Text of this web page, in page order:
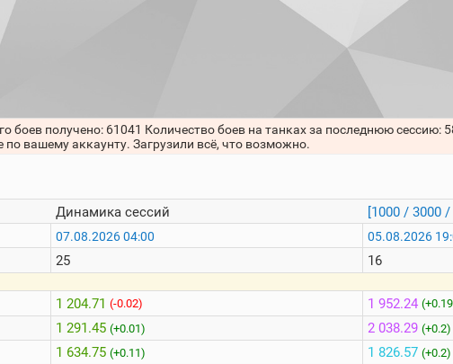
получено: 61041 Количество боев на танках за последнюю сессию:
вашему аккаунту. Загрузили всё, что возможно.
Динамика сессий
07.08.2026 04:00
25
1 204.71 (-0.02)
1 291.45 (+0.01)
1 634.75 (+0.11)
[1000 / 3000 /
05.08.2026
16
1 952.24
2 038.29 (+0.2)
1 826.57 (+0.2)